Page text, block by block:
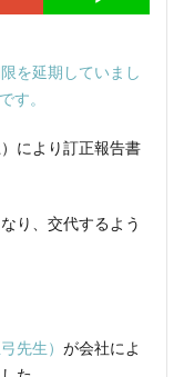
を延期していまし
す。
により訂正報告書
り、交代するよう
先生） が会社によ